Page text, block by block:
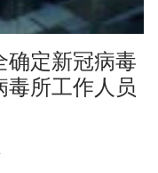
确定新冠病毒
毒所工作人员